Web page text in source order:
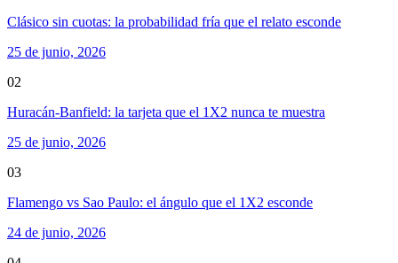
Clásico sin cuotas: la probabilidad fría que el relato esconde
25 de junio, 2026
02
Huracán-Banfield: la tarjeta que el 1X2 nunca te muestra
25 de junio, 2026
03
Flamengo vs Sao Paulo: el ángulo que el 1X2 esconde
24 de junio, 2026